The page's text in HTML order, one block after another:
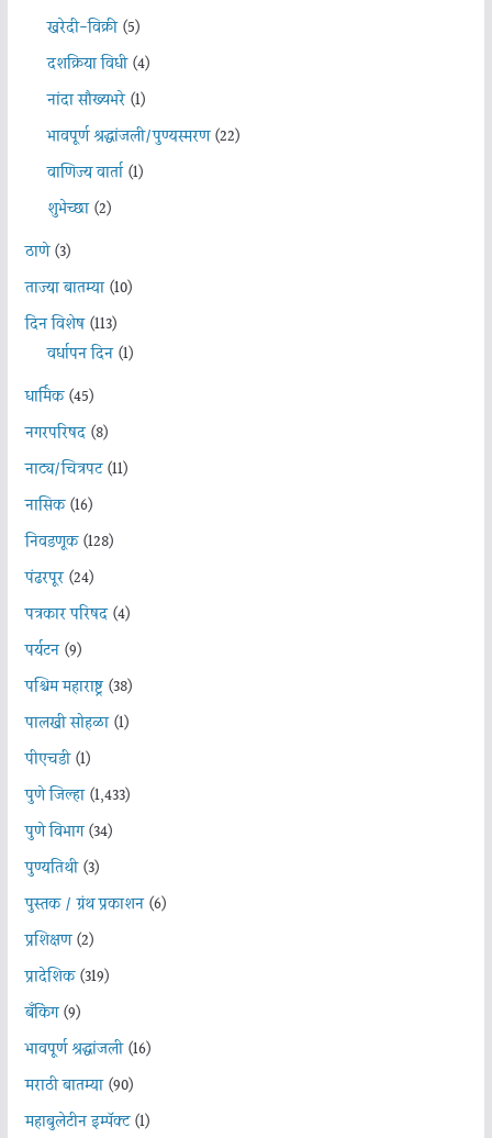
खरेदी-विक्री(5)
दशक्रिया विधी(4)
नांदा सौख्यभरे(1)
भावपूर्ण श्रद्धांजली/पुण्यस्मरण(22)
वाणिज्य वार्ता(1)
शुभेच्छा(2)
ठाणे(3)
ताज्या बातम्या(10)
दिन विशेष(113)
वर्धापन दिन(1)
धार्मिक(45)
नगरपरिषद(8)
नाट्य/चित्रपट(11)
नासिक(16)
निवडणूक(128)
पंढरपूर(24)
पत्रकार परिषद(4)
पर्यटन(9)
पश्चिम महाराष्ट्र(38)
पालखी सोहळा(1)
पीएचडी(1)
पुणे जिल्हा(1,433)
पुणे विभाग(34)
पुण्यतिथी(3)
पुस्तक / ग्रंथ प्रकाशन(6)
प्रशिक्षण(2)
प्रादेशिक(319)
बँकिंग(9)
भावपूर्ण श्रद्धांजली(16)
मराठी बातम्या(90)
महाबुलेटीन इम्पॅक्ट(1)